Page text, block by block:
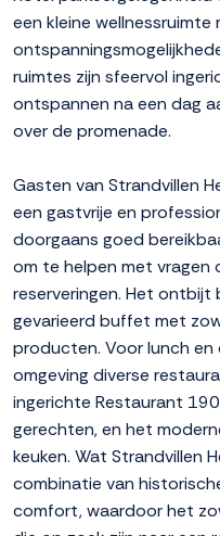
een kleine wellnessruimte
ruimtes zijn sfeervol
ontspannen na een dag
over de promenade.
Gasten van Strandvillen
een gastvrije en
doorgaans goed
om te helpen met vragen
reserveringen. Het
gevarieerd buffet met
producten. Voor lunch en
omgeving diverse
ingerichte Restaurant
gerechten, en het
keuken. Wat Strandvillen
combinatie van
comfort, waardoor het